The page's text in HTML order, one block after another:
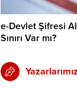
e-Devlet Şifresi
Sınırı Var mı?
Yazarlarımız